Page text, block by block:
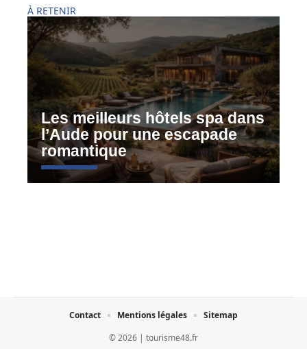
À RETENIR
Les meilleurs hôtels spa dans
l’Aude pour une escapade
romantique
© 2026 | tourisme48.fr
Contact Mentions légales Sitemap